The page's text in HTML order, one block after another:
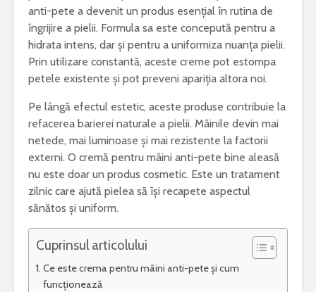
anti-pete a devenit un produs esențial în rutina de
îngrijire a pielii. Formula sa este concepută pentru a
hidrata intens, dar și pentru a uniformiza nuanța pielii.
Prin utilizare constantă, aceste creme pot estompa
petele existente și pot preveni apariția altora noi.
Pe lângă efectul estetic, aceste produse contribuie la
refacerea barierei naturale a pielii. Mâinile devin mai
netede, mai luminoase și mai rezistente la factorii
externi. O cremă pentru mâini anti-pete bine aleasă
nu este doar un produs cosmetic. Este un tratament
zilnic care ajută pielea să își recapete aspectul
sănătos și uniform.
Cuprinsul articolului
Ce este crema pentru mâini anti-pete și cum
funcționează
„Iona” de Marin
a schimbat
percepția asupra
teatrului
Esti pasionat de muzica? Invata un
instrument care ti se potriveste
Text argumentativ despre iubire
Ce este acneea
NUVELA REALISTA
CU ELEMENTE DE
PSIHOLOGICA -MOARA
NOROC – Ioan Slavici
Vrei sa fii